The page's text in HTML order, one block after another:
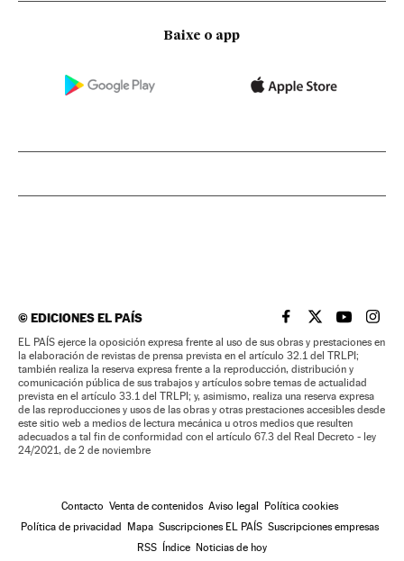
Baixe o app
©EDICIONES EL PAÍS EL PAÍS BRASIL EN
EL PAÍSEL PAÍS
EL
EL PAÍS ejerce la oposición expresa frente al uso de sus obras y prestaciones en
la elaboración de revistas de prensa prevista en el artículo 32.1 del TRLPI;
también realiza la reserva expresa frente a la reproducción, distribución y
comunicación pública de sus trabajos y artículos sobre temas de actualidad
prevista en el artículo 33.1 del TRLPI; y, asimismo, realiza una reserva expresa
de las reproducciones y usos de las obras y otras prestaciones accesibles desde
este sitio web a medios de lectura mecánica u otros medios que resulten
adecuados a tal fin de conformidad con el artículo 67.3 del Real Decreto - ley
24/2021, de 2 de noviembre
Contacto Venta de contenidos Aviso legal
Política cookies
Política de privacidad
Mapa Suscripciones EL PAÍS Suscripciones empresas
RSS
Índice Noticias de hoy